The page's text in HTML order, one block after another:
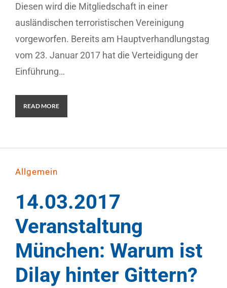
Diesen wird die Mitgliedschaft in einer
ausländischen terroristischen Vereinigung
vorgeworfen. Bereits am Hauptverhandlungstag
vom 23. Januar 2017 hat die Verteidigung der
Einführung…
READ MORE
Allgemein
14.03.2017
Veranstaltung
München: Warum ist
Dilay hinter Gittern?